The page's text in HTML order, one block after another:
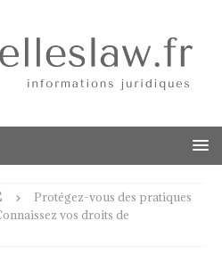
Protégez-vous des pratiques
vos droits de